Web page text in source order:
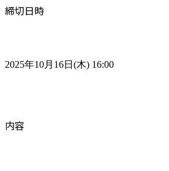
締切日時
2025年10月16日(木) 16:00
内容